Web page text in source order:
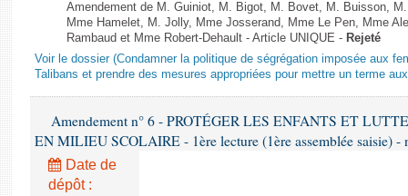
Amendement de M. Guiniot, M. Bigot, M. Bovet, M. Buisson,
Mme Hamelet, M. Jolly, Mme Josserand, Mme Le Pen, Mme
Rambaud et Mme Robert-Dehault - Article UNIQUE - Rejeté
Voir le dossier (Condamner la politique de ségrégation imposée aux
Talibans et prendre des mesures appropriées pour mettre un terme
Amendement n° 6 - PROTÉGER LES ENFANTS ET
EN MILIEU SCOLAIRE - 1ère lecture (1ère assemblée saisie) -
Date de
dépôt :